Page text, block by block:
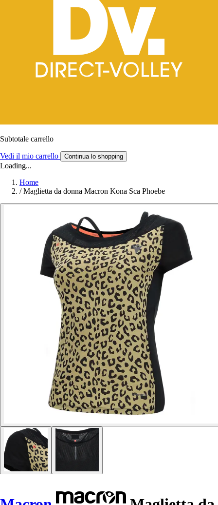
Subtotale carrello
Vedi il mio carrello Continua lo shopping
Loading...
Home
/ Maglietta da donna Macron Kona Sca Phoebe